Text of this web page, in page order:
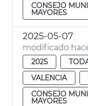
CONSEJO
MAYORES
2025-05-07
modificado
2025
VALENCIA
CONSEJO
MAYORES